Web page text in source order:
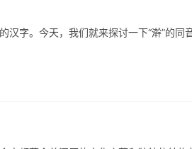
。今天，我们就来探讨一下“澣”的同